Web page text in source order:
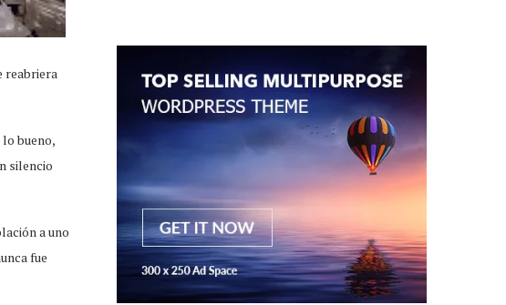
reabriera
bueno,
silencio
a uno
fue